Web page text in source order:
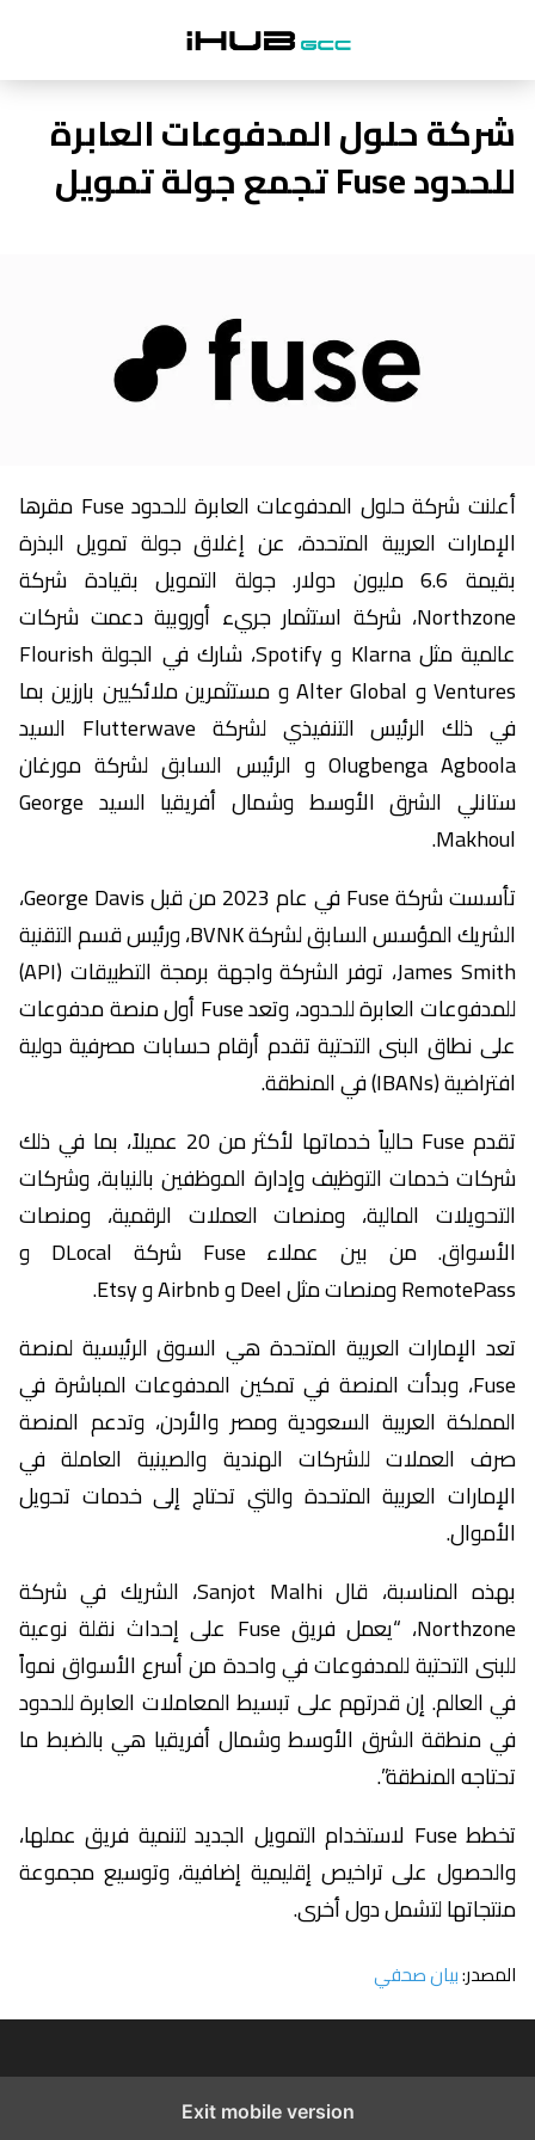
شركة حلول المدفوعات العابرة
للحدود Fuse تجمع جولة تمويل
أعلنت شركة حلول المدفوعات العابرة للحدود Fuse مقرها
الإمارات العربية المتحدة، عن إغلاق جولة تمويل البذرة
بقيمة 6.6 مليون دولار. جولة التمويل بقيادة شركة
Northzone، شركة استثمار جريء أوروبية دعمت شركات
عالمية مثل Klarna و Spotify، شارك في الجولة Flourish
Ventures و Alter Global و مستثمرين ملائكيين بارزين بما
في ذلك الرئيس التنفيذي لشركة Flutterwave السيد
Olugbenga Agboola و الرئيس السابق لشركة مورغان
ستانلي الشرق الأوسط وشمال أفريقيا السيد George
Makhoul.
تأسست شركة Fuse في عام 2023 من قبل George Davis،
الشريك المؤسس السابق لشركة BVNK، ورئيس قسم التقنية
James Smith، توفر الشركة واجهة برمجة التطبيقات (API)
للمدفوعات العابرة للحدود، وتعد Fuse أول منصة مدفوعات
على نطاق البنى التحتية تقدم أرقام حسابات مصرفية دولية
افتراضية (IBANs) في المنطقة.
تقدم Fuse حالياً خدماتها لأكثر من 20 عميلاً، بما في ذلك
شركات خدمات التوظيف وإدارة الموظفين بالنيابة، وشركات
التحويلات المالية، ومنصات العملات الرقمية، ومنصات
الأسواق. من بين عملاء Fuse شركة DLocal و
RemotePass ومنصات مثل Deel و Airbnb و Etsy.
تعد الإمارات العربية المتحدة هي السوق الرئيسية لمنصة
Fuse، وبدأت المنصة في تمكين المدفوعات المباشرة في
المملكة العربية السعودية ومصر والأردن، وتدعم المنصة
صرف العملات للشركات الهندية والصينية العاملة في
الإمارات العربية المتحدة والتي تحتاج إلى خدمات تحويل
الأموال.
بهذه المناسبة، قال Sanjot Malhi، الشريك في شركة
Northzone، “يعمل فريق Fuse على إحداث نقلة نوعية
للبنى التحتية للمدفوعات في واحدة من أسرع الأسواق نمواً
في العالم. إن قدرتهم على تبسيط المعاملات العابرة للحدود
في منطقة الشرق الأوسط وشمال أفريقيا هي بالضبط ما
تحتاجه المنطقة”.
تخطط Fuse لاستخدام التمويل الجديد لتنمية فريق عملها،
والحصول على تراخيص إقليمية إضافية، وتوسيع مجموعة
منتجاتها لتشمل دول أخرى.
المصدر:بيان صحفي
Exit mobile version